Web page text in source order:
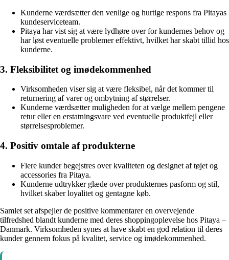
Kunderne værdsætter den venlige og hurtige respons fra Pitayas
kundeserviceteam.
Pitaya har vist sig at være lydhøre over for kundernes behov og
har løst eventuelle problemer effektivt, hvilket har skabt tillid hos
kunderne.
3. Fleksibilitet og imødekommenhed
Virksomheden viser sig at være fleksibel, når det kommer til
returnering af varer og ombytning af størrelser.
Kunderne værdsætter muligheden for at vælge mellem pengene
retur eller en erstatningsvare ved eventuelle produktfejl eller
størrelsesproblemer.
4. Positiv omtale af produkterne
Flere kunder begejstres over kvaliteten og designet af tøjet og
accessories fra Pitaya.
Kunderne udtrykker glæde over produkternes pasform og stil,
hvilket skaber loyalitet og gentagne køb.
Samlet set afspejler de positive kommentarer en overvejende
tilfredshed blandt kunderne med deres shoppingoplevelse hos Pitaya –
Danmark. Virksomheden synes at have skabt en god relation til deres
kunder gennem fokus på kvalitet, service og imødekommenhed.